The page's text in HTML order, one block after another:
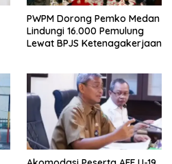
PWPM Dorong Pemko Medan
Lindungi 16.000 Pemulung
Lewat BPJS Ketenagakerjaan